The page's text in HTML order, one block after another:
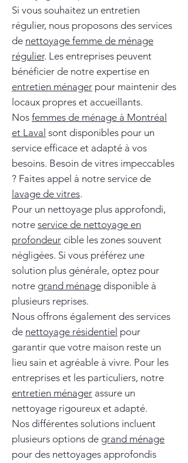
Si vous souhaitez un entretien
régulier, nous proposons des services
de nettoyage femme de ménage
régulier. Les entreprises peuvent
bénéficier de notre expertise en
entretien ménager pour maintenir des
locaux propres et accueillants.
Nos femmes de ménage à Montréal
et Laval sont disponibles pour un
service efficace et adapté à vos
besoins. Besoin de vitres impeccables
? Faites appel à notre service de
lavage de vitres.
Pour un nettoyage plus approfondi,
notre service de nettoyage en
profondeur cible les zones souvent
négligées. Si vous préférez une
solution plus générale, optez pour
notre grand ménage disponible à
plusieurs reprises.
Nous offrons également des services
de nettoyage résidentiel pour
garantir que votre maison reste un
lieu sain et agréable à vivre. Pour les
entreprises et les particuliers, notre
entretien ménager assure un
nettoyage rigoureux et adapté.
Nos différentes solutions incluent
plusieurs options de grand ménage
pour des nettoyages approfondis